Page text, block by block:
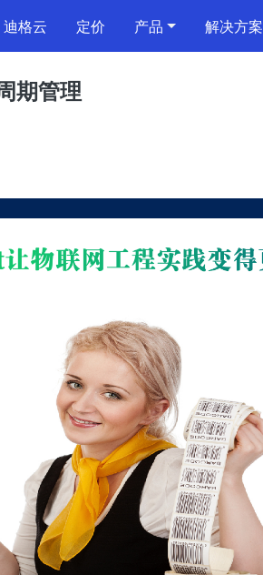
迪格云 定价 产品 解决方案
打印条码/二
期管理